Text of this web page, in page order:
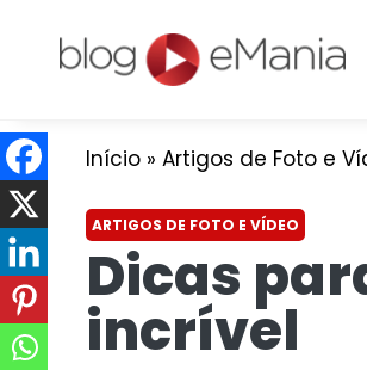
Início » Artigos de Foto e
ARTIGOS DE FOTO E VÍDEO
Dicas
incrível